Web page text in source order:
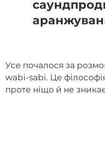
Усе почалося за
wabi-sabi. Це
проте ніщо й не